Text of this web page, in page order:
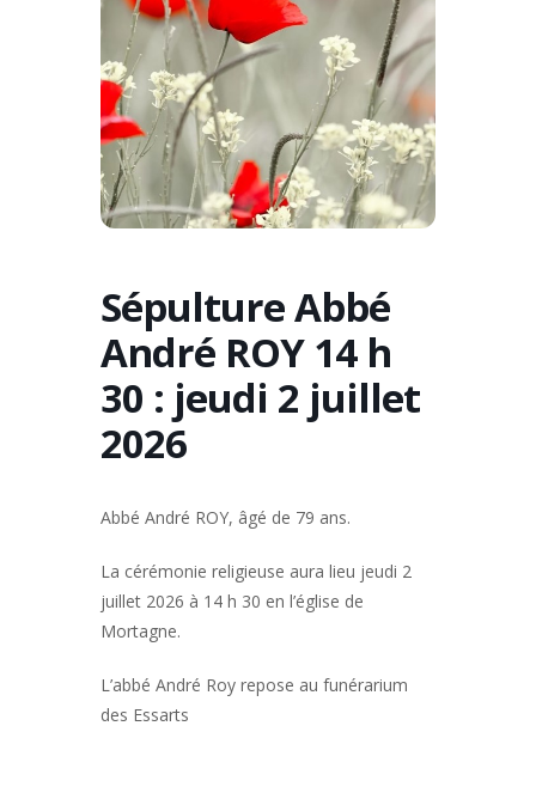
Sépulture Abbé
André ROY 14 h
30 : jeudi 2 juillet
2026
Abbé André ROY, âgé de 79 ans.
La cérémonie religieuse aura lieu jeudi 2
juillet 2026 à 14 h 30 en l’église de
Mortagne.
L’abbé André Roy repose au funérarium
des Essarts